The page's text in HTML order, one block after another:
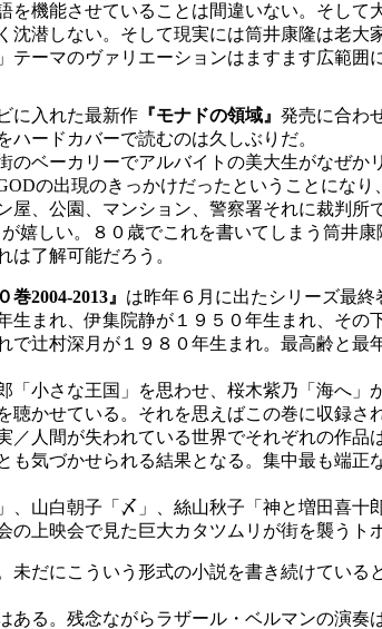
機能させていることは間違いない。そして
潜しない。そして現実には筒井康隆は老大
ーマのヴァリエーションはますます広範囲
に入れた最新作 『モナドの領域』 発売に合わ
ードカバーで読むのは久しぶりだ。
ベーカリーでアルバイトの美大生がなぜか
の出現のきっかけだったということになり
、公園、マンション、警察署それに裁判所
嬉しい。８０歳でこれを書いてしまう筒井
了解可能だろう。
2004-2013』 は昨年６月に出たシリーズ最
まれ、伊集院静が１９５０年生まれ、その
辻村深月が１９８０年生まれ。最高齢と最
小さな王国」を思わせ、桜木紫乃「海へ」
かせている。それを思えばこの巻に収録さ
人間が失われている世界でそれぞれの作品
気づかせられる結果となる。集中最も端正
山白朝子「〆」、絲山秋子「神と増田喜十
上映会で見た巨大カタツムリが街を襲うト
未だにこういう形式の小説を書き続けている
る。残念ながらラザール・ベルマンの演奏